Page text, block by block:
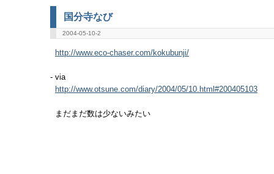
国分寺なび
2004-05-10-2
http://www.eco-chaser.com/kokubunji/
- via
http://www.otsune.com/diary/2004/05/10.html#200405103
まだまだ数は少ないみたい